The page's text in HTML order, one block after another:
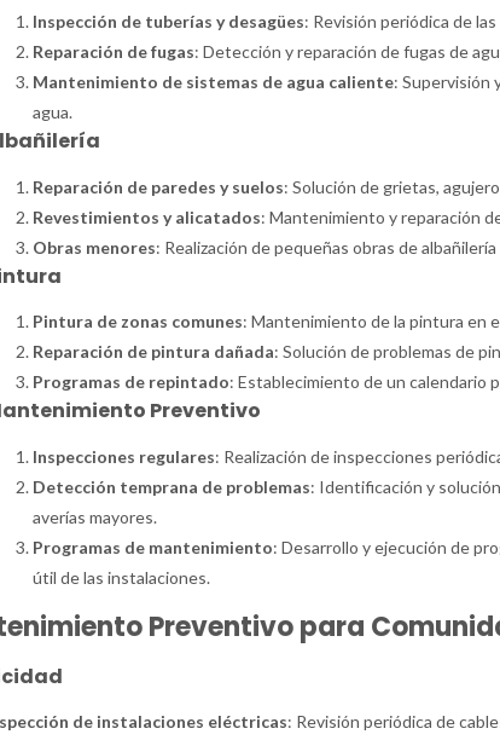
Inspección de tuberías y desagües: Revisión periódica de
Reparación de fugas: Detección y reparación de fugas de
Mantenimiento de sistemas de agua caliente: Supervisión
agua.
Reparación de paredes y suelos: Solución de grietas,
Revestimientos y alicatados: Mantenimiento y reparación
Obras menores: Realización de pequeñas obras de
Pintura de zonas comunes: Mantenimiento de la pintura en
Reparación de pintura dañada: Solución de problemas de
Programas de repintado: Establecimiento de un calendario
Preventivo
Inspecciones regulares: Realización de inspecciones
Detección temprana de problemas: Identificación y
averías mayores.
Programas de mantenimiento: Desarrollo y ejecución de
útil de las instalaciones.
Preventivo para
de instalaciones eléctricas: Revisión periódica de